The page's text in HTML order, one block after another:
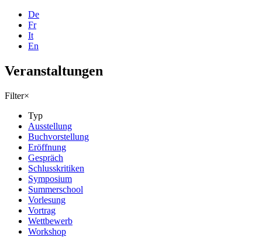
De
Fr
It
En
Veranstaltungen
Filter×
Typ
Ausstellung
Buchvorstellung
Eröffnung
Gespräch
Schlusskritiken
Symposium
Summerschool
Vorlesung
Vortrag
Wettbewerb
Workshop